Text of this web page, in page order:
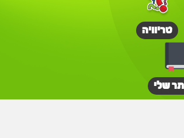
טריוויה
שלי